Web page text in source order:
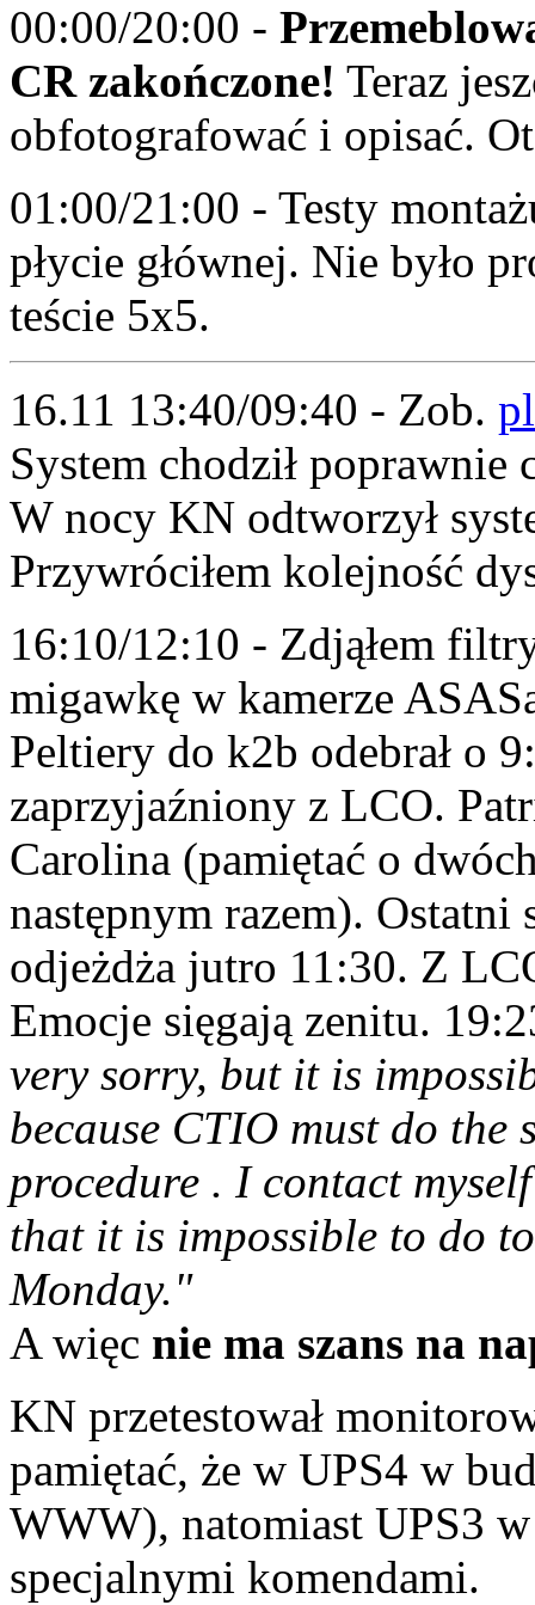
00:00/20:00 -
CR zakończone! Teraz
obfotografować i opisać.
01:00/21:00 - Testy
płycie głównej. Nie było
teście 5x5.
16.11 13:40/09:40 - Zob.
System chodził poprawnie
W nocy KN odtworzył
Przywróciłem kolejność
16:10/12:10 - Zdjąłem
migawkę w kamerze
Peltiery do k2b odebrał o
zaprzyjaźniony z LCO.
Carolina (pamiętać o
następnym razem). Ostatni
odjeżdża jutro 11:30. Z
Emocje sięgają zenitu.
very sorry, but it is
because CTIO must do
procedure . I contact
that it is impossible to do
Monday."
A więc nie ma szans na
KN przetestował
pamiętać, że w UPS4 w
WWW), natomiast UPS3
specjalnymi komendami.